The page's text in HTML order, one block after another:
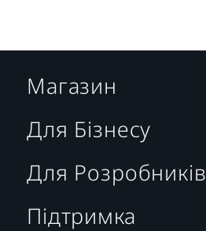
Магазин
Для Бізнесу
Для Розробників
Підтримка